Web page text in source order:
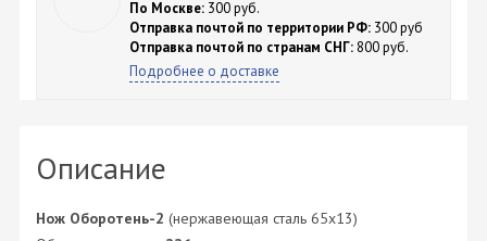
По Москве: 300 руб.
Отправка почтой по территории РФ: 300 руб
Отправка почтой по странам СНГ: 800 руб.
Подробнее о доставке
Описание
Нож Оборотень-2 (нержавеющая сталь 65x13)